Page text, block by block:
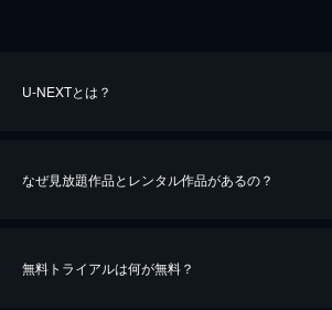
U-NEXTとは？
なぜ見放題作品とレンタル作品があるの？
無料トライアルは何が無料？